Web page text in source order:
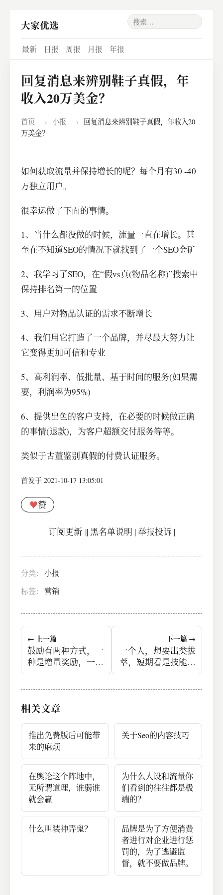
大家优选
最新 日报 周报 月报 年报
回复消息来辨别鞋子真假，年
收入20万美金？
首页 › 小报 ›
回复消息来辨别鞋子真假，年收入20
万美金？
如何获取流量并保持增长的呢？每个月有30 -40
万独立用户。
很幸运做了下面的事情。
1、当什么都没做的时候，流量一直在增长。甚
至在不知道SEO的情况下就找到了一个SEO金矿
2、我学习了SEO，在“假vs真(物品名称)”搜索中
保持排名第一的位置
3、用户对物品认证的需求不断增长
4、我们用它打造了一个品牌，并尽最大努力让
它变得更加可信和专业
5、高利润率、低批量、基于时间的服务(如果需
要，利润率为95%)
6、提供出色的客户支持，在必要的时候做正确
的事情(退款)，为客户超额交付服务等等。
类似于古董鉴别真假的付费认证服务。
首发于 2021-10-17 13:05:01
♥赞
订阅更新||黑名单说明 |举报投诉 |
分类： 小报
标签： 营销
← 上一篇
鼓励有两种方式，一
种是增量奖励，一种
是存量惩罚。
下一篇 →
一个人，想要出类拔
萃，短期看是技能，
包括运气，长期看，
相关文章
推出免费版后可能带
来的麻烦
关于Seo的内容技巧
在舆论这个阵地中，
无所谓道理，谁弱谁
就会赢
为什么人设和流量你
们看到的往往都是极
端的？
什么叫装神弄鬼？
品牌是为了方便消费
者进行对企业进行惩
罚的，为了逃避监
督，就不要做品牌。